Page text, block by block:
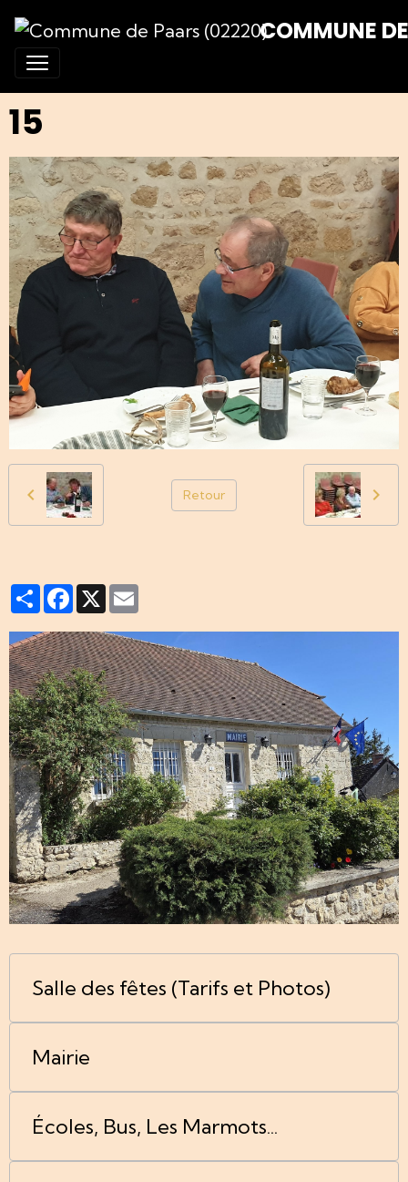
COMMUNE
15
Retour
PartagerFacebook
X
Salle des fêtes (Tarifs et Photos)
Mairie
Écoles, Bus, Les Marmots...